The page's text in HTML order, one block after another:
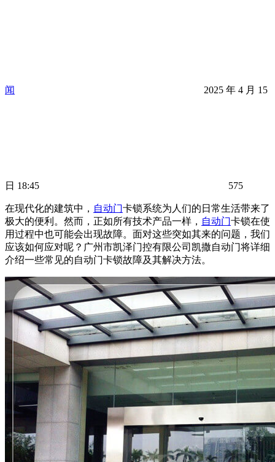
闻 2025 年 4 月 15
日 18:45 575
在现代化的建筑中， 自动门卡锁系统为人们的日常生活带来了
极大的便利。然而，正如所有技术产品一样， 自动门卡锁在使
用过程中也可能会出现故障。面对这些突如其来的问题，我们
应该如何应对呢？广州市凯泽门控有限公司凯撒自动门将详细
介绍一些常见的自动门卡锁故障及其解决方法。